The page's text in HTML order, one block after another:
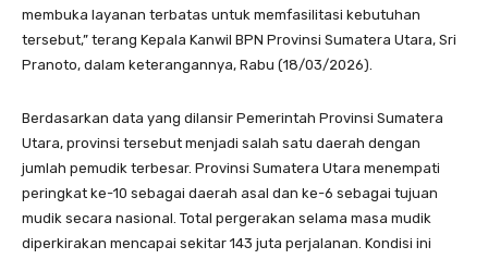
membuka layanan terbatas untuk memfasilitasi kebutuhan
tersebut,” terang Kepala Kanwil BPN Provinsi Sumatera Utara, Sri
Pranoto, dalam keterangannya, Rabu (18/03/2026).
Berdasarkan data yang dilansir Pemerintah Provinsi Sumatera
Utara, provinsi tersebut menjadi salah satu daerah dengan
jumlah pemudik terbesar. Provinsi Sumatera Utara menempati
peringkat ke-10 sebagai daerah asal dan ke-6 sebagai tujuan
mudik secara nasional. Total pergerakan selama masa mudik
diperkirakan mencapai sekitar 143 juta perjalanan. Kondisi ini